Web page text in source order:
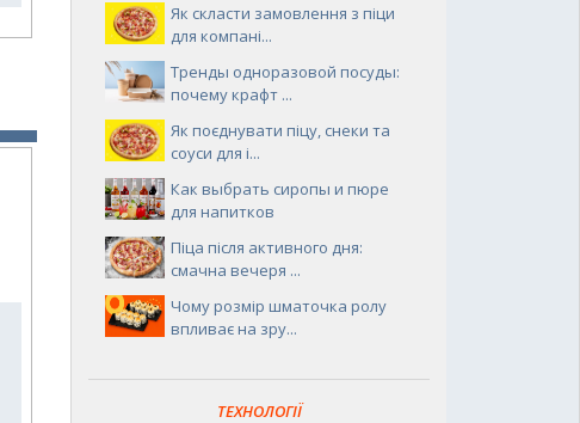
Як скласти замовлення з піци
для компані...
Тренды одноразовой посуды:
почему крафт ...
Як поєднувати піцу, снеки та
соуси для і...
Как выбрать сиропы и пюре
для напитков
Піца після активного дня:
смачна вечеря ...
Чому розмір шматочка ролу
впливає на зру...
ТЕХНОЛОГІЇ